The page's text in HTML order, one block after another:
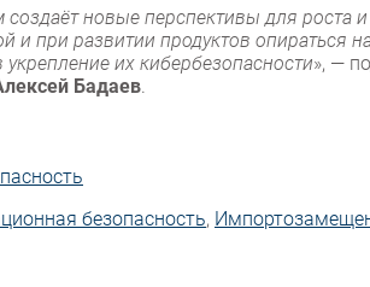
создаёт новые перспективы для
и при развитии продуктов
их кибербезопасности», —
Бадаев.
безопасность,